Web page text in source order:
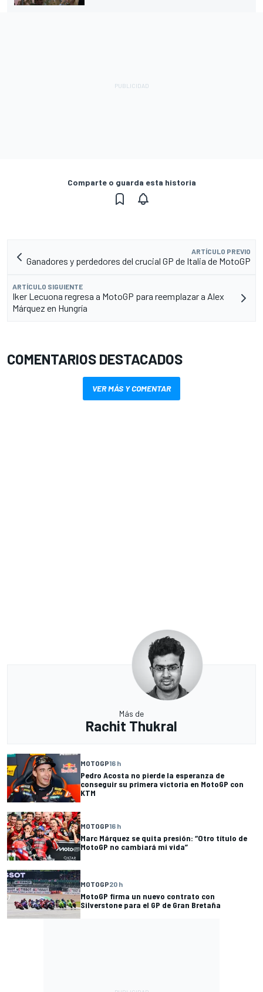
Comparte o guarda esta historia
ARTÍCULO PREVIO
Ganadores y perdedores del crucial GP de Italia de MotoGP
ARTÍCULO SIGUIENTE
Iker Lecuona regresa a MotoGP para reemplazar a Alex
Márquez en Hungría
COMENTARIOS DESTACADOS
VER MÁS Y COMENTAR
Más de
Rachit Thukral
MOTOGP16 h
Pedro Acosta no pierde la esperanza de
conseguir su primera victoria en MotoGP con
KTM
MOTOGP16 h
Marc Márquez se quita presión: “Otro título de
MotoGP no cambiará mi vida”
MOTOGP20 h
MotoGP firma un nuevo contrato con
Silverstone para el GP de Gran Bretaña